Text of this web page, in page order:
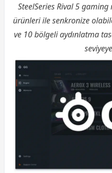
SteelSeries Rival 5 gaming
ürünleri ile senkronize
ve 10 bölgeli aydınlatma